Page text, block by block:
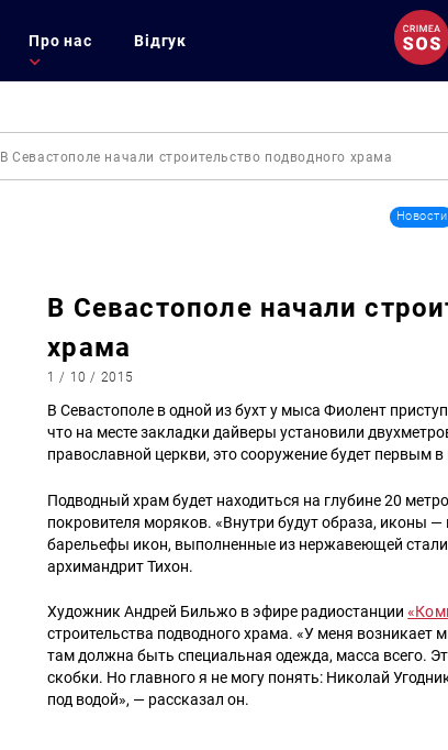
Про нас Відгук
В Севастополе начали строительство подводного храма
Новости
В Севастополе начали
храма
1 / 10 / 2015
В Севастополе в одной из бухт у мыса Фиолент
что на месте закладки дайверы установили
православной церкви, это сооружение будет первым
Подводный храм будет находиться на глубине 20
покровителя моряков. «Внутри будут образа, иконы —
барельефы икон, выполненные из нержавеющей
архимандрит Тихон.
Художник Андрей Бильжо в эфире радиостанции
строительства подводного храма. «У меня возникает
там должна быть специальная одежда, масса всего.
скобки. Но главного я не могу понять: Николай
под водой», — рассказал он.